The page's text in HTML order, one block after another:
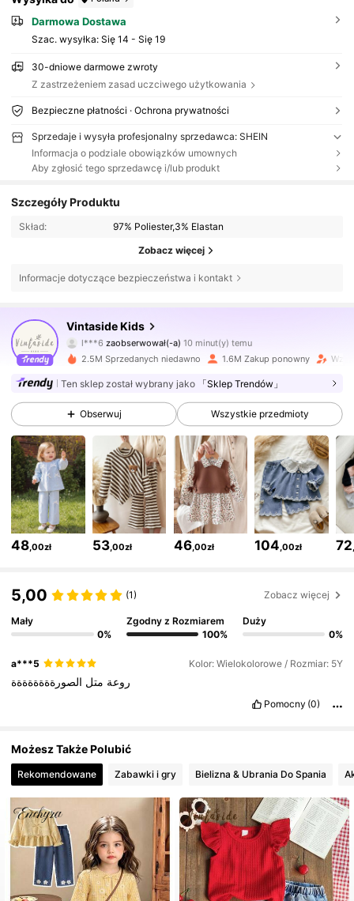
Darmowa Dostawa
Szac. wysyłka: Się 14 - Się 19
30-dniowe darmowe zwroty
Z zastrzeżeniem zasad uczciwego użytkowania
Bezpieczne płatności · Ochrona prywatności
Sprzedaje i wysyła profesjonalny sprzedawca: SHEIN
Informacja o podziale obowiązków umownych
Aby zgłosić tego sprzedawcę i/lub produkt
Szczegóły Produktu
Skład: 97% Poliester,3% Elastan
Zobacz więcej
Informacje dotyczące bezpieczeństwa i kontakt
Vintaside Kids
4,89 622K Obserwujący
l***6zaobserwował(-a)
h***2przegląda
4,89
622K Obserwujący
4,89 622K Obserwujący
4,89 622K Obserwujący
4,89 622K Obserwujący
622K Obserwujący
4,89
4,89 622K Obserwujący
4,89 622K Obserwujący
2.5M Sprzedanych niedawno 1.6M Zakup ponowny
Ten sklep został wybrany jako 「Sklep Trendów」
Obserwuj Wszystkie przedmioty
48 ,00zł 53 ,00zł 46,00zł 104 ,00zł 72
5,00 (1) Zobacz więcej
Mały
0%
Zgodny z Rozmiarem
100%
Duży
0%
a***5 Kolor: Wielokolorowe / Rozmiar: 5Y
روعة متل الصورةةةةةةةة
Pomocny (0)
Możesz Także Polubić
Rekomendowane Zabawki i gry Bielizna & Ubrania Do Spania